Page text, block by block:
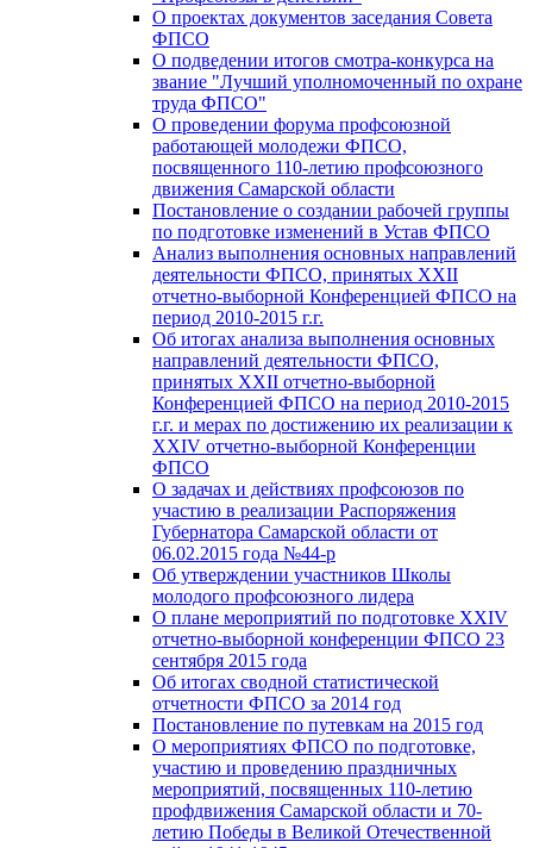
О проектах документов заседания Совета
ФПСО
О подведении итогов смотра-конкурса на
звание "Лучший уполномоченный по охране
труда ФПСО"
О проведении форума профсоюзной
работающей молодежи ФПСО,
посвященного 110-летию профсоюзного
движения Самарской области
Постановление о создании рабочей группы
по подготовке изменений в Устав ФПСО
Анализ выполнения основных направлений
деятельности ФПСО, принятых XXII
отчетно-выборной Конференцией ФПСО на
период 2010-2015 г.г.
Об итогах анализа выполнения основных
направлений деятельности ФПСО,
принятых XXII отчетно-выборной
Конференцией ФПСО на период 2010-2015
г.г. и мерах по достижению их реализации к
XXIV отчетно-выборной Конференции
ФПСО
О задачах и действиях профсоюзов по
участию в реализации Распоряжения
Губернатора Самарской области от
06.02.2015 года №44-р
Об утверждении участников Школы
молодого профсоюзного лидера
О плане мероприятий по подготовке XXIV
отчетно-выборной конференции ФПСО 23
сентября 2015 года
Об итогах сводной статистической
отчетности ФПСО за 2014 год
Постановление по путевкам на 2015 год
О мероприятиях ФПСО по подготовке,
участию и проведению праздничных
мероприятий, посвященных 110-летию
профдвижения Самарской области и 70-
летию Победы в Великой Отечественной